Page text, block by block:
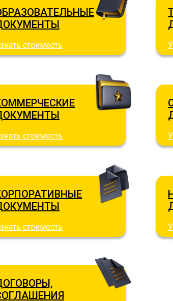
стоимость
стоимость
стоимость